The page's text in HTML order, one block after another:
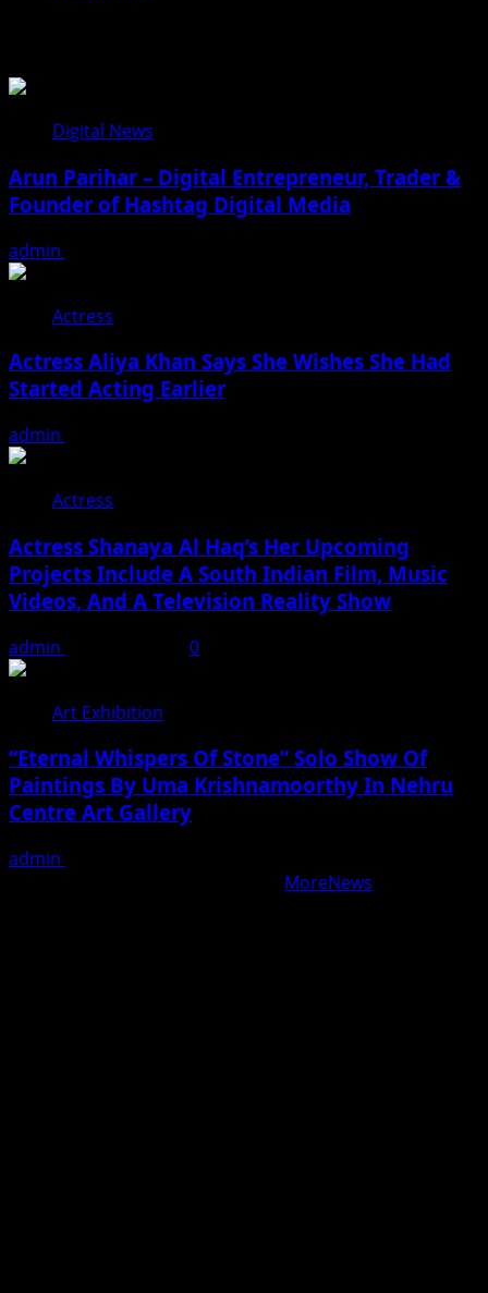
Digital News
Arun Parihar – Digital Entrepreneur, Trader &
Founder of Hashtag Digital Media
admin
Actress
Actress Aliya Khan Says She Wishes She Had
Started Acting Earlier
admin
Actress
Actress Shanaya Al Haq’s Her Upcoming
Projects Include A South Indian Film, Music
Videos, And A Television Reality Show
admin 0
Art Exhibition
“Eternal Whispers Of Stone” Solo Show Of
Paintings By Uma Krishnamoorthy In Nehru
Centre Art Gallery
admin
MoreNews